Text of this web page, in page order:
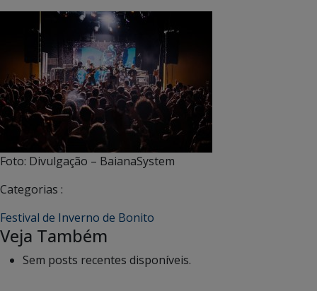
Foto: Divulgação – BaianaSystem
Categorias :
Festival de Inverno de Bonito
Veja Também
Sem posts recentes disponíveis.